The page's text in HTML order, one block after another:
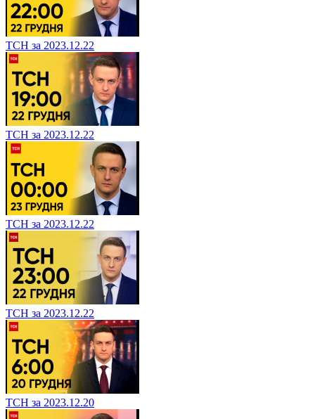
ТСН за 2023.12.22
ТСН за 2023.12.22
ТСН за 2023.12.22
ТСН за 2023.12.22
ТСН за 2023.12.20